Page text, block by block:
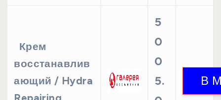
Крем
восстанавлив
ающий / Hydra
5
0
0
5.